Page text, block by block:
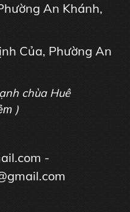
An Khánh,
Của, Phường An
chùa Huê
)
-